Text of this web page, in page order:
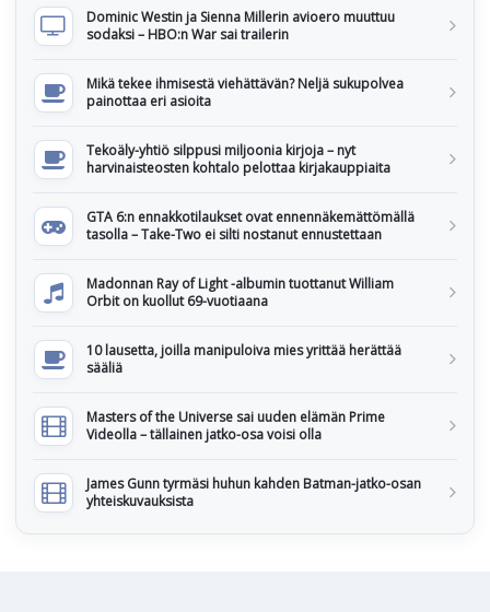
Dominic Westin ja Sienna Millerin avioero muuttuu
sodaksi – HBO:n War sai trailerin
Mikä tekee ihmisestä viehättävän? Neljä sukupolvea
painottaa eri asioita
Tekoäly-yhtiö silppusi miljoonia kirjoja – nyt
harvinaisteosten kohtalo pelottaa kirjakauppiaita
GTA 6:n ennakkotilaukset ovat ennennäkemättömällä
tasolla – Take-Two ei silti nostanut ennustettaan
Madonnan Ray of Light -albumin tuottanut William
Orbit on kuollut 69-vuotiaana
10 lausetta, joilla manipuloiva mies yrittää herättää
sääliä
Masters of the Universe sai uuden elämän Prime
Videolla – tällainen jatko-osa voisi olla
James Gunn tyrmäsi huhun kahden Batman-jatko-osan
yhteiskuvauksista